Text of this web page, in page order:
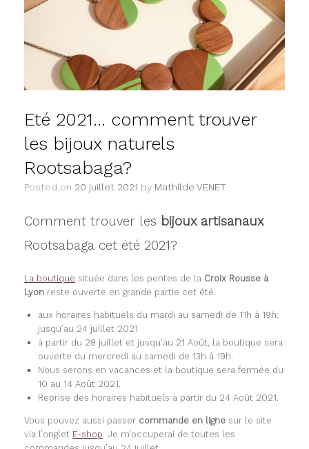
Eté 2021… comment trouver
les bijoux naturels
Rootsabaga?
Posted on 20 juillet 2021 by Mathilde VENET
Comment trouver les bijoux artisanaux
Rootsabaga cet été 2021?
La boutique située dans les pentes de la Croix Rousse à
Lyon reste ouverte en grande partie cet été.
aux horaires habituels du mardi au samedi de 11h à 19h:
jusqu’au 24 juillet 2021
à partir du 28 juillet et jusqu’au 21 Août, la boutique sera
ouverte du mercredi au samedi de 13h à 19h.
Nous serons en vacances et la boutique sera fermée du
10 au 14 Août 2021.
Reprise des horaires habituels à partir du 24 Août 2021.
Vous pouvez aussi passer commande en ligne sur le site
via l’onglet E-shop. Je m’occuperai de toutes les